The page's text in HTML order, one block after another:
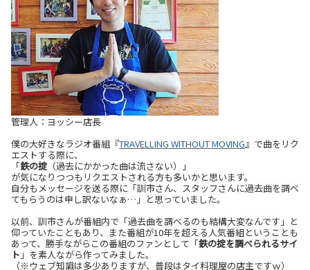
管理人：ヨッシー店長
僕の大好きなラジオ番組『TRAVELLING WITHOUT MOVING』で曲をリク
エストする際に、
「鉄の掟 （過去にかかった曲は流さない）」
が気になりつつもリクエストされる方も多いかと思います。
自分もメッセージを送る際に「訓市さん、スタッフさんに過去曲を調べ
てもらうのは申し訳ないなぁ…」と思っていました。
以前、訓市さんが番組内で「過去曲を調べるのも結構大変なんです」と
仰っていたこともあり、また番組が10年を超える人気番組ということも
あって、勝手ながらこの番組のファンとして「鉄の掟を調べられるサイ
ト 」を素人ながら作ってみました。
（※ウェブ知識は多少ありますが、普段はタイ料理屋の店主ですｗ）